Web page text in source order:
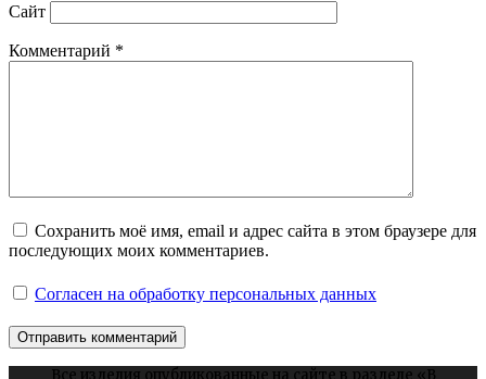
Сайт
Комментарий *
Сохранить моё имя, email и адрес сайта в этом браузере для
последующих моих комментариев.
Согласен на обработку персональных данных
Все изделия опубликованные на сайте в разделе «В